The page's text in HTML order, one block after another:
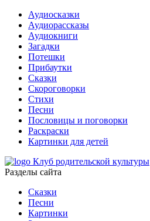
Аудиосказки
Аудиорассказы
Аудиокниги
Загадки
Потешки
Прибаутки
Сказки
Скороговорки
Стихи
Песни
Пословицы и поговорки
Раскраски
Картинки для детей
Клуб родительской культуры
Разделы сайта
Сказки
Песни
Картинки